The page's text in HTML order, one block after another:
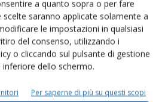
a quanto sopra o per fare
saranno applicate solamente a
le impostazioni in qualsiasi
del consenso, utilizzando i
o cliccando sul pulsante di gestione
dello schermo.
Per saperne di più su questi scopi